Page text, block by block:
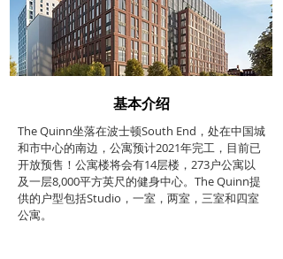
基本介绍
The Quinn坐落在波士顿South End，处在中国城
和市中心的南边，公寓预计2021年完工，目前已
开放预售！公寓楼将会有14层楼，273户公寓以
及一层8,000平方英尺的健身中心。The Quinn提
供的户型包括Studio，一室，两室，三室和四室
公寓。